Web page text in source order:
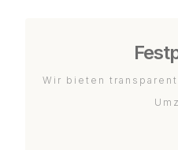
Wir bieten